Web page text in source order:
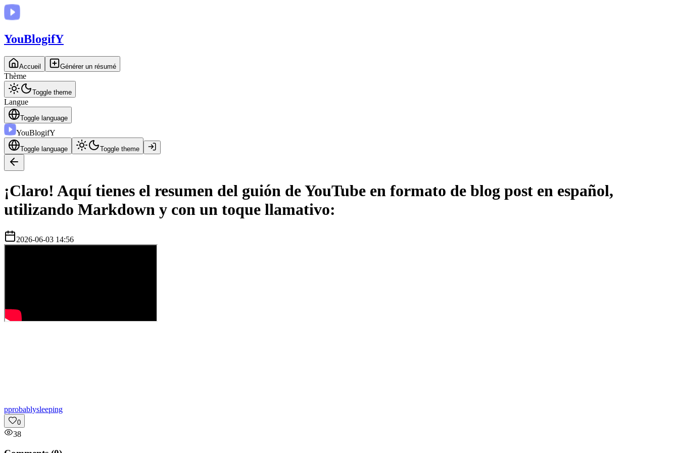
YouBlogifY
Accueil Générer un résumé
Thème
Toggle theme
Langue
Toggle language
YouBlogifY
Toggle language Toggle theme
¡Claro! Aquí tienes el resumen del guión de YouTube en formato de blog post en español,
utilizando Markdown y con un toque llamativo:
2026-06-03 14:56
pprobablysleeping
0
38